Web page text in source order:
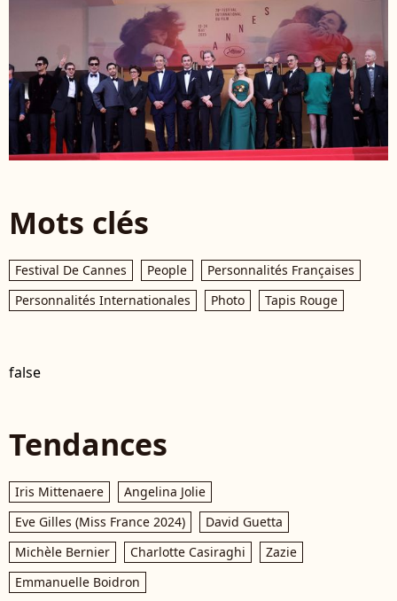
Mots clés
Festival De Cannes People
Personnalités Françaises
Personnalités Internationales
Photo Tapis Rouge
false
Tendances
Iris Mittenaere
Angelina Jolie
Eve Gilles (Miss France 2024)
David Guetta
Michèle Bernier
Charlotte Casiraghi
Zazie
Emmanuelle Boidron